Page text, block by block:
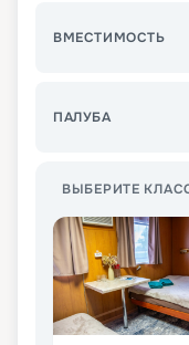
ВМЕСТИМОСТЬ
ПАЛУБА
ВЫБЕРИТЕ